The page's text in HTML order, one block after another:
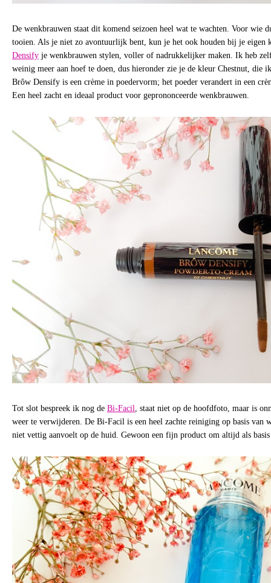
De wenkbrauwen staat dit komend seizoen heel wat te wachten. Voor wie
tooien. Als je niet zo avontuurlijk bent, kun je het ook houden bij je eigen
Densify je wenkbrauwen stylen, voller of nadrukkelijker maken. Ik heb
weinig meer aan hoef te doen, dus hieronder zie je de kleur Chestnut, die
Brôw Densify is een crème in poedervorm; het poeder verandert in een
Een heel zacht en ideaal product voor geprononceerde wenkbrauwen.
Tot slot bespreek ik nog de Bi-Facil
, staat niet op de hoofdfoto, maar is
weer te verwijderen. De Bi-Facil is een heel zachte reiniging op basis van
niet vettig aanvoelt op de huid. Gewoon een fijn product om altijd als